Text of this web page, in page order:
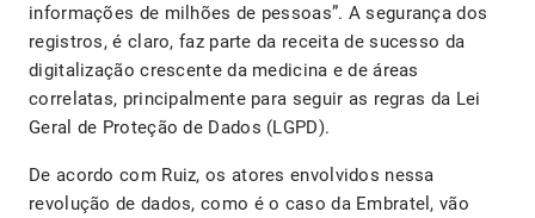
informações de milhões de pessoas”. A segurança dos
registros, é claro, faz parte da receita de sucesso da
digitalização crescente da medicina e de áreas
correlatas, principalmente para seguir as regras da Lei
Geral de Proteção de Dados (LGPD).
De acordo com Ruiz, os atores envolvidos nessa
revolução de dados, como é o caso da Embratel, vão